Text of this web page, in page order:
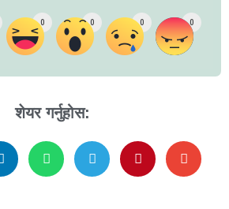
0 0 0 0
शेयर गर्नुहोस: